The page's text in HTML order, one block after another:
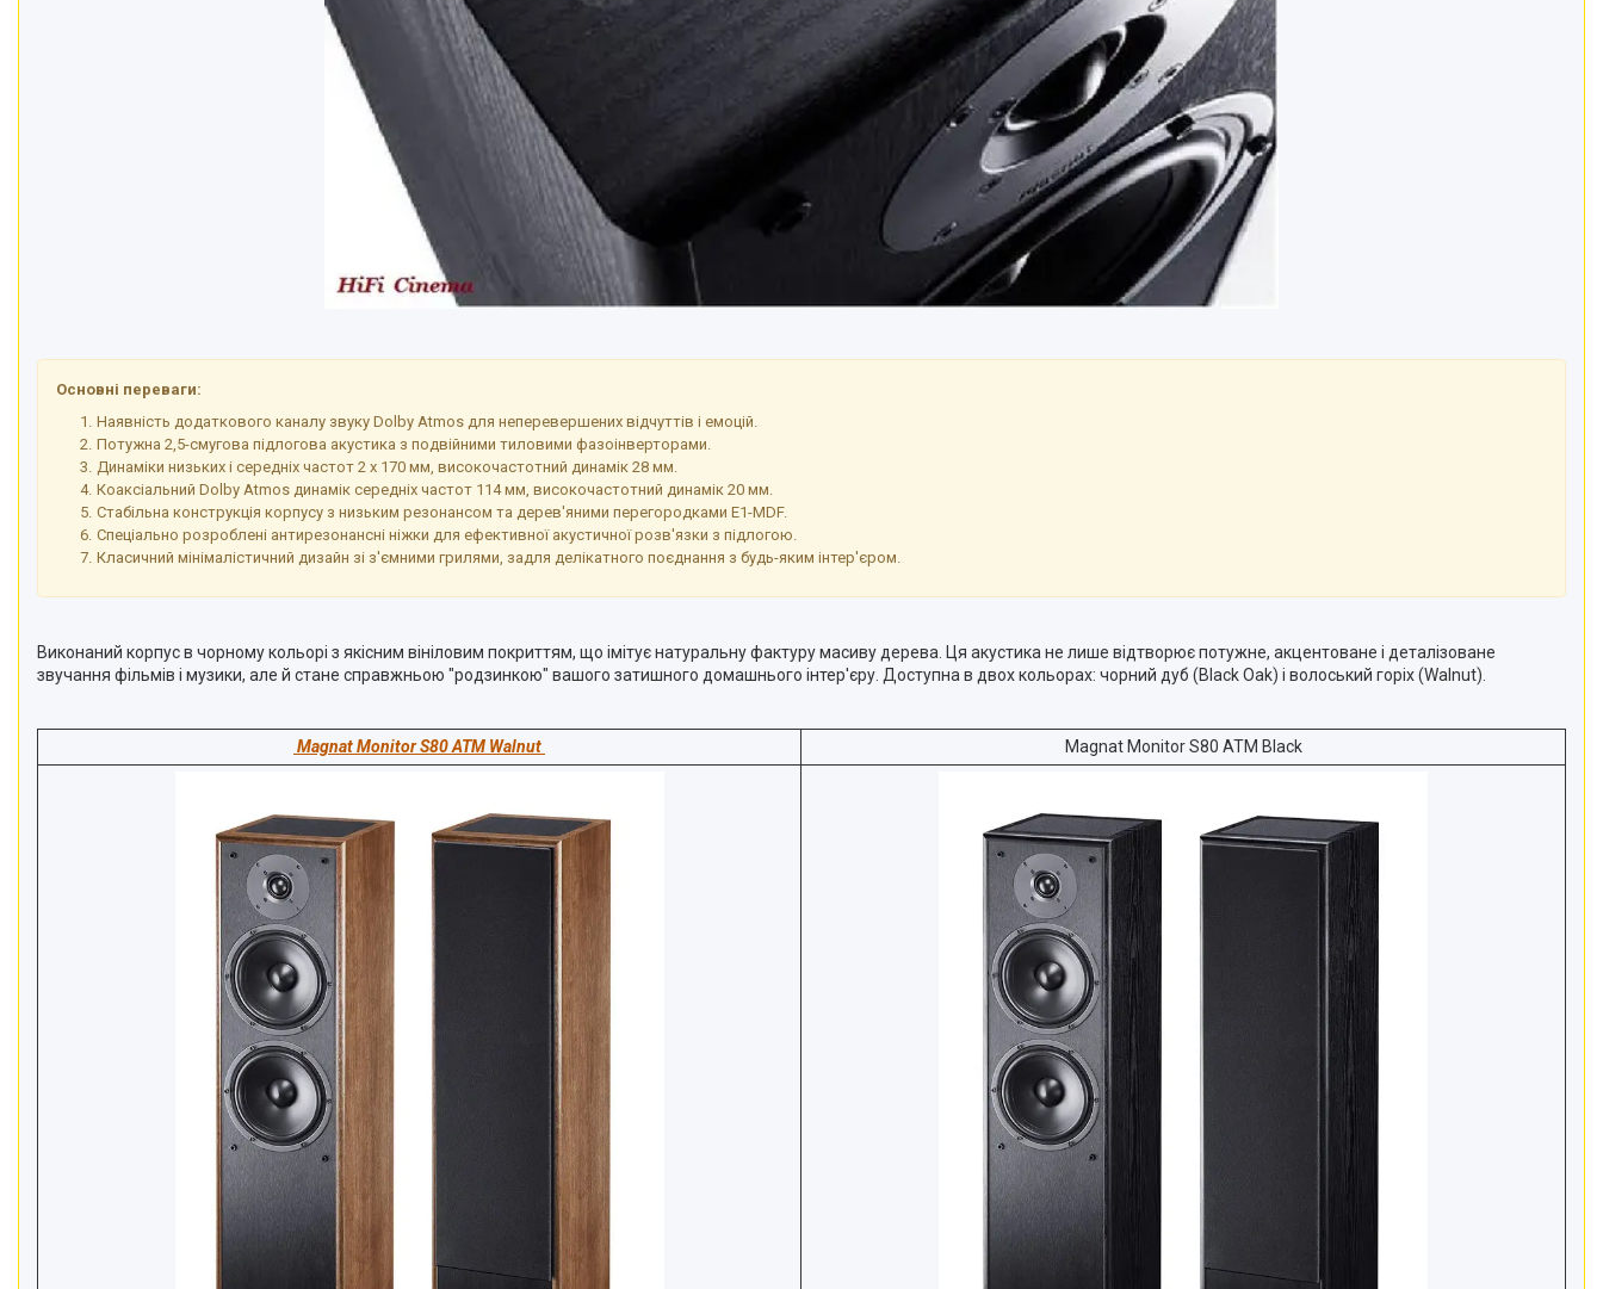
Основні переваги:
Наявність додаткового каналу звуку Dolby Atmos для неперевершених відчуттів і емоцій.
Потужна 2,5-смугова підлогова акустика з подвійними тиловими фазоінверторами.
Динаміки низьких і середніх частот 2 х 170 мм, високочастотний динамік 28 мм.
Коаксіальний Dolby Atmos динамік середніх частот 114 мм, високочастотний динамік 20 мм.
Стабільна конструкція корпусу з низьким резонансом та дерев'яними перегородками E1-MDF.
Спеціально розроблені антирезонансні ніжки для ефективної акустичної розв'язки з підлогою.
Класичний мінімалістичний дизайн зі з'ємними грилями, задля делікатного поєднання з будь-яким інтер'єром.
Виконаний корпус в чорному кольорі з якісним вініловим покриттям, що імітує натуральну фактуру масиву дерева. Ця акустика не лише відтворює потужне, акцентоване і деталізоване
звучання фільмів і музики, але й стане справжньою "родзинкою" вашого затишного домашнього інтер'єру. Доступна в двох кольорах: чорний дуб (Black Oak) і волоський горіх (Walnut).
Magnat Monitor S80 ATM Walnut Magnat Monitor S80 ATM Black